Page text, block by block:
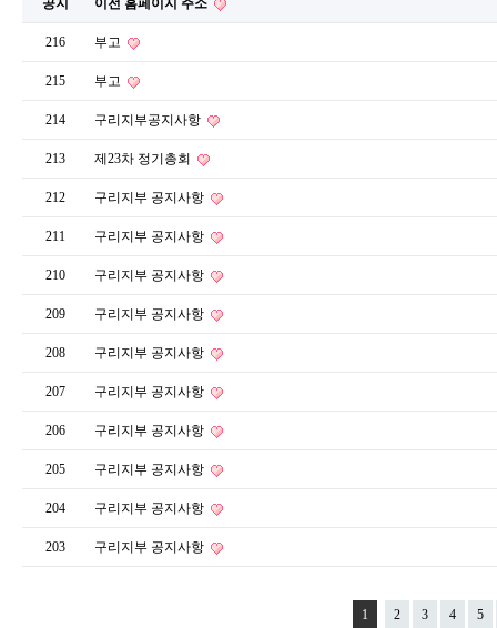
공지 이전 홈페이지 주소
216 부고
215 부고
214 구리지부공지사항
213 제23차 정기총회
212 구리지부 공지사항
211 구리지부 공지사항
210 구리지부 공지사항
209 구리지부 공지사항
208 구리지부 공지사항
207 구리지부 공지사항
206 구리지부 공지사항
205 구리지부 공지사항
204 구리지부 공지사항
203 구리지부 공지사항
1 2 3 4 5